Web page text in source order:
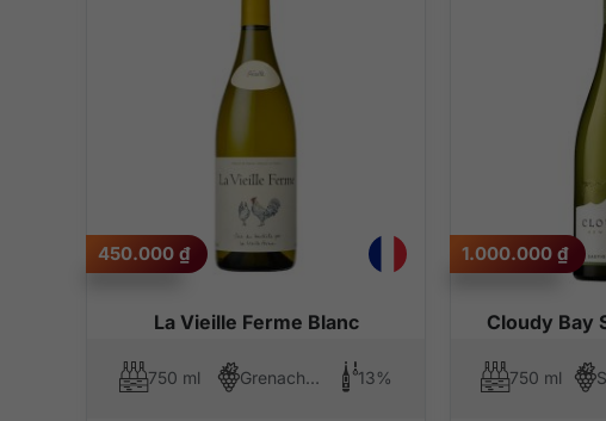
La Vieille Ferme Blanc
450.000 ₫
750 ml Grenache Blanc, Ugni Blanc, Bourboulenc 13%
Cloudy Bay
1.000.000 ₫
750 ml